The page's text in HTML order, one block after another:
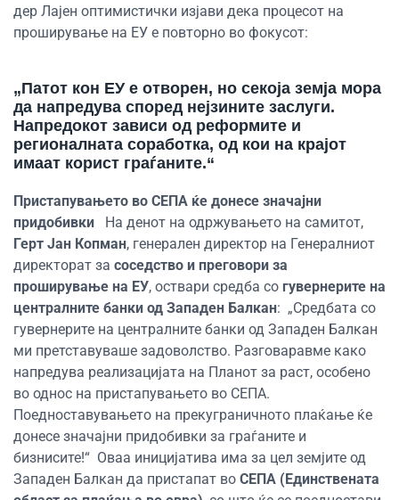
дер Лајен оптимистички изјави дека процесот на
проширување на ЕУ е повторно во фокусот:
„Патот кон ЕУ е отворен, но секоја земја мора
да напредува според нејзините заслуги.
Напредокот зависи од реформите и
регионалната соработка, од кои на крајот
имаат корист граѓаните.“
Пристапувањето во СЕПА ќе донесе значајни
придобивки
На денот на одржувањето на самитот,
Герт Јан Копман, генерален директор на Генералниот
директорат за соседство и преговори за
проширување на ЕУ, оствари средба со гувернерите на
централните банки од Западен Балкан: „Средбата со
гувернерите на централните банки од Западен Балкан
ми претставуваше задоволство. Разговаравме како
напредува реализацијата на Планот за раст, особено
во однос на пристапувањето во СЕПА.
Поедноставувањето на прекуграничното плаќање ќе
донесе значајни придобивки за граѓаните и
бизнисите!“ Оваа иницијатива има за цел земјите од
Западен Балкан да пристапат во СЕПА (Единствената